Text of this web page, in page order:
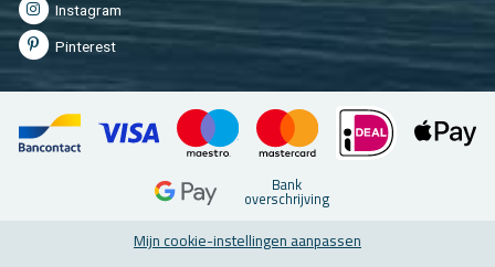
In­st­agram
Pin­te­rest
Bank
over­schrij­ving
Mijn coo­kie-in­stel­lin­gen aan­pas­sen